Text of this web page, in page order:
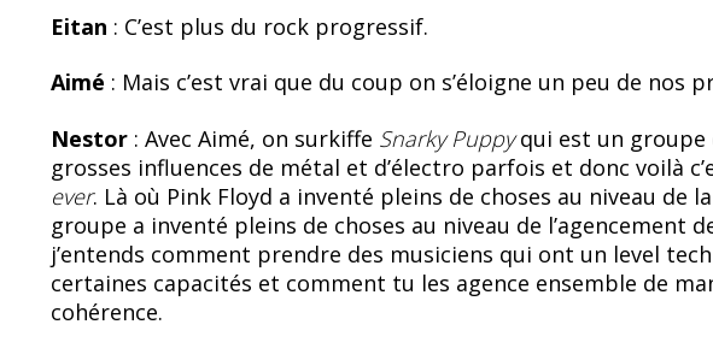
Eitan : C’est plus du rock progressif.
Aimé : Mais c’est vrai que du coup on s’éloigne un peu de nos
Nestor : Avec Aimé, on surkiffe Snarky Puppyqui est un groupe
grosses influences de métal et d’électro parfois et donc voilà
ever. Là où Pink Floyd a inventé pleins de choses au niveau de
groupe a inventé pleins de choses au niveau de l’agencement
j’entends comment prendre des musiciens qui ont un level
certaines capacités et comment tu les agence ensemble de
cohérence.